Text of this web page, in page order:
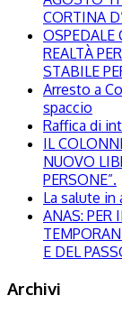
CORTINA
OSPEDALE
REALTÀ
STABILE
Arresto a
spaccio
Raffica di
IL
NUOVO
PERSONE”.
La salute
ANAS: PER
E DEL
Archivi